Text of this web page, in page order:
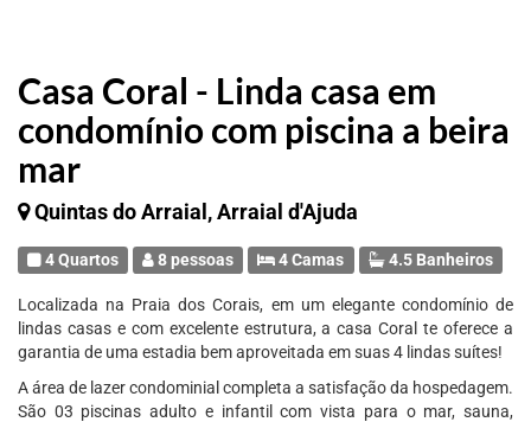
Casa Coral - Linda casa em
condomínio com piscina a beira
mar
Quintas do Arraial, Arraial d'Ajuda
4 Quartos 8 pessoas 4 Camas 4.5 Banheiros
Localizada na Praia dos Corais, em um elegante condomínio de
lindas casas e com excelente estrutura, a casa Coral te oferece a
garantia de uma estadia bem aproveitada em suas 4 lindas suítes!
A área de lazer condominial completa a satisfação da hospedagem.
São 03 piscinas adulto e infantil com vista para o mar, sauna,